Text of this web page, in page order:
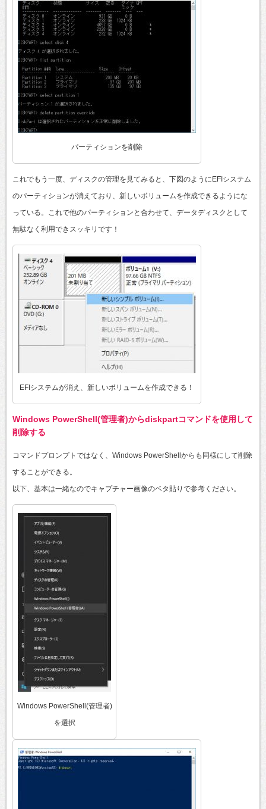
パーティションを削除
これでもう一度、ディスクの管理を見てみると、下図のようにEFIシステム
のパーティションが消えており、新しいボリュームを作成できるようにな
っている。これで他のパーティションと合わせて、データディスクとして
無駄なく利用できスッキリです！
EFIシステムが消え、新しいボリュームを作成できる！
Windows PowerShell(管理者)からdiskpartコマンドを使用して
削除する
コマンドプロンプトではなく、Windows PowerShellからも同様にして削除
することができる。
以下、基本は一緒なのでキャプチャー画像のベタ貼りで参考ください。
Windows PowerShell(管理者)
を選択